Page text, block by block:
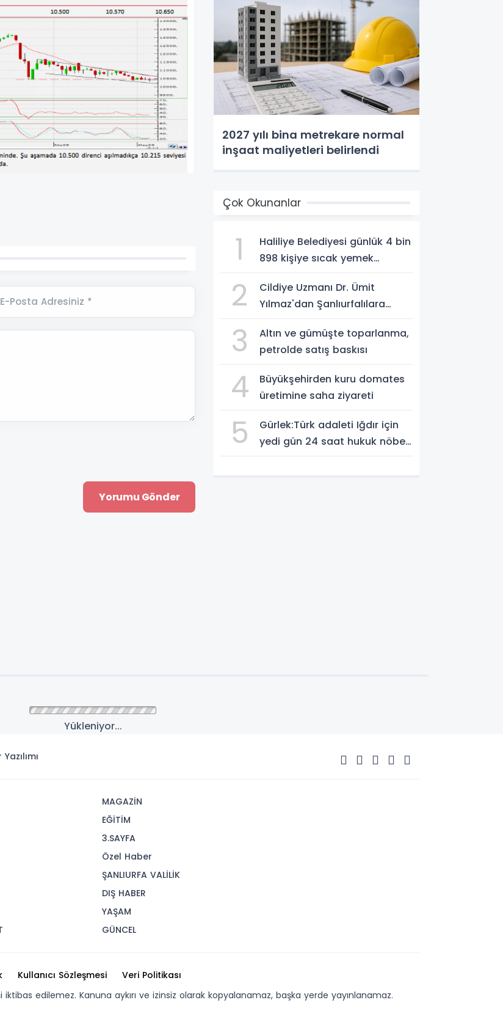
E-Posta Adresiniz *
2027 yılı bina metrekare normal
inşaat maliyetleri belirlendi
Çok Okunanlar
1
Haliliye Belediyesi günlük 4 bin
898 kişiye sıcak yemek
2
Cildiye Uzmanı Dr. Ümit
Yılmaz'dan Şanlıurfalılara
Kış Koruyun"
3
Altın ve gümüşte toparlanma,
petrolde satış baskısı
4
Büyükşehirden kuru domates
üretimine saha ziyareti
5
Gürlek:Türk adaleti Iğdır için
yedi gün 24 saat hukuk nöbeti
Yükleniyor...
MAGAZİN
EĞİTİM
3.SAYFA
Özel Haber
ŞANLIURFA VALİLİK
DIŞ HABER
YAŞAM
GÜNCEL
Kullanıcı Sözleşmesi
Veri Politikası
edilemez. Kanuna aykırı ve izinsiz olarak kopyalanamaz, başka yerde yayınlanamaz.